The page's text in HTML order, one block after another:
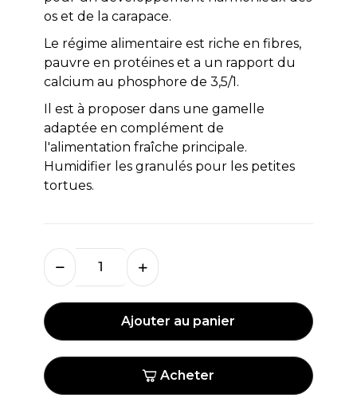
os et de la carapace.
Le régime alimentaire est riche en fibres,
pauvre en protéines et a un rapport du
calcium au phosphore de 3,5/1.
Il est à proposer dans une gamelle
adaptée en complément de
l'alimentation fraîche principale.
Humidifier les granulés pour les petites
tortues.
Ajouter au panier
Acheter